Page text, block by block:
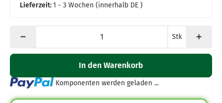
Lieferzeit:1 - 3 Wochen(innerhalb DE )
Stk
In den Warenkorb
Loading... Komponenten werden geladen ...